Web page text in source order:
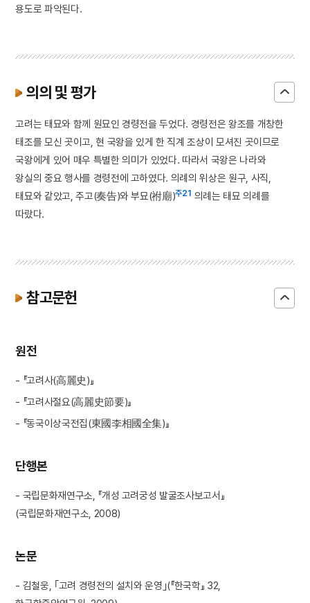
용도로 파악된다.
의의 및 평가
고려는 태묘와 함께 원묘인 경령전을 두었다. 경령전은 왕조를 개창한
태조를 모신 곳이고, 현 국왕을 있게 한 직계 조상이 모셔진 곳이므로
국왕에게 있어 매우 특별한 의미가 있었다. 따라서 국왕은 나라와
왕실의 중요 행사를 경령전에 고하였다. 의례의 위상은 원구, 사직,
태묘와 같았고, 주고(奏告)와 부묘(祔廟)주21 의례는 태묘 의례를
따랐다.
참고문헌
원전
- 『고려사(高麗史)』
- 『고려사절요(高麗史節要)』
- 『동국이상국전집(東國李相國全集)』
단행본
- 국립문화재연구소, 『개성 고려궁성 발굴조사보고서』
(국립문화재연구소, 2008)
논문
- 김철웅, ｢고려 경령전의 설치와 운영｣(『한국학』 32,